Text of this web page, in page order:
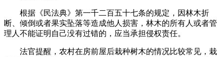
根据《民法典》第一千二百五十七条的规定，因林木折
断、倾倒或者果实坠落等造成他人损害，林木的所有人或者管
理人不能证明自己没有过错的，应当承担侵权责任。
法官提醒，农村在房前屋后栽种树木的情况比较常见，栽